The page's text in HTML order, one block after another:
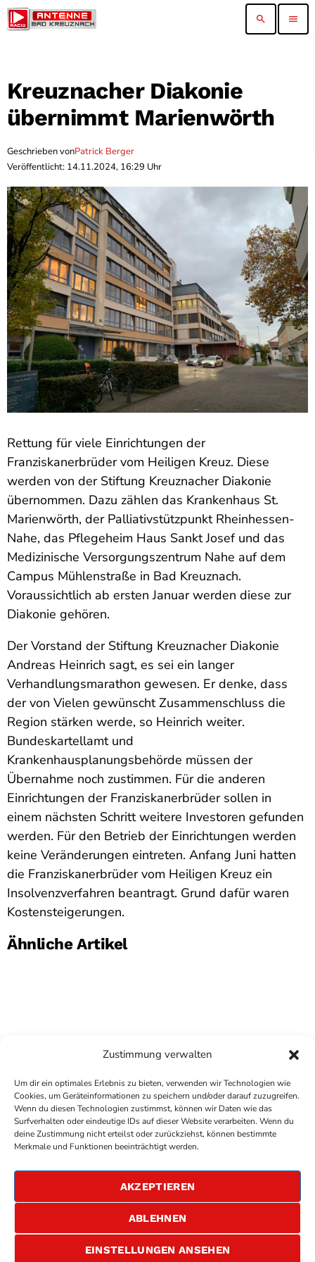
Zustimmung verwalten
Um dir ein optimales Erlebnis zu bieten, verwenden wir Technologien wie
Cookies, um Geräteinformationen zu speichern und/oder darauf zuzugreifen.
Wenn du diesen Technologien zustimmst, können wir Daten wie das
Surfverhalten oder eindeutige IDs auf dieser Website verarbeiten. Wenn du
deine Zustimmung nicht erteilst oder zurückziehst, können bestimmte
Merkmale und Funktionen beeinträchtigt werden.
AKZEPTIEREN
ABLEHNEN
EINSTELLUNGEN ANSEHEN
search menu
Kreuznacher Diakonie
übernimmt Marienwörth
Geschrieben vonPatrick Berger
Veröffentlicht: 14.11.2024, 16:29 Uhr
Rettung für viele Einrichtungen der
Franziskanerbrüder vom Heiligen Kreuz. Diese
werden von der Stiftung Kreuznacher Diakonie
übernommen. Dazu zählen das Krankenhaus St.
Marienwörth, der Palliativstützpunkt Rheinhessen-
Nahe, das Pflegeheim Haus Sankt Josef und das
Medizinische Versorgungszentrum Nahe auf dem
Campus Mühlenstraße in Bad Kreuznach.
Voraussichtlich ab ersten Januar werden diese zur
Diakonie gehören.
Der Vorstand der Stiftung Kreuznacher Diakonie
Andreas Heinrich sagt, es sei ein langer
Verhandlungsmarathon gewesen. Er denke, dass
der von Vielen gewünscht Zusammenschluss die
Region stärken werde, so Heinrich weiter.
Bundeskartellamt und
Krankenhausplanungsbehörde müssen der
Übernahme noch zustimmen. Für die anderen
Einrichtungen der Franziskanerbrüder sollen in
einem nächsten Schritt weitere Investoren gefunden
werden. Für den Betrieb der Einrichtungen werden
keine Veränderungen eintreten. Anfang Juni hatten
die Franziskanerbrüder vom Heiligen Kreuz ein
Insolvenzverfahren beantragt. Grund dafür waren
Kostensteigerungen.
Ähnliche Artikel
COPYRIGHTANTENNE BAD KREUZNACH
DATENSCHUTZERKLÄRUNG
ALLGEMEINE GESCHÄFTSBEDINGUNGEN